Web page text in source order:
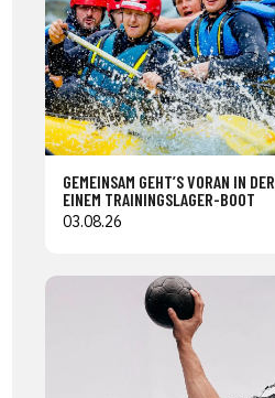
GEMEINSAM GEHT’S VORAN IN
EINEM TRAININGSLAGER-BOOT
03.08.26